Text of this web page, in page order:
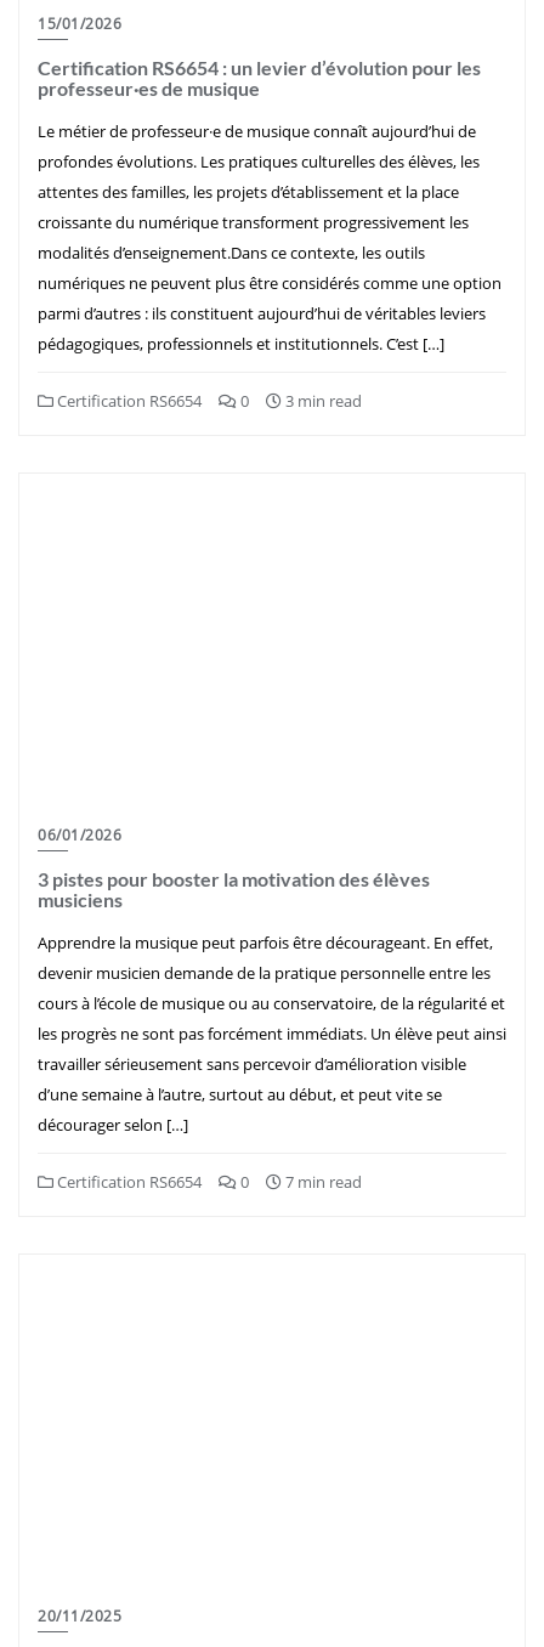
15/01/2026
Certification RS6654 : un levier d’évolution pour les
professeur·es de musique
Le métier de professeur·e de musique connaît aujourd’hui de
profondes évolutions. Les pratiques culturelles des élèves, les
attentes des familles, les projets d’établissement et la place
croissante du numérique transforment progressivement les
modalités d’enseignement.Dans ce contexte, les outils
numériques ne peuvent plus être considérés comme une option
parmi d’autres : ils constituent aujourd’hui de véritables leviers
pédagogiques, professionnels et institutionnels. C’est […]
Certification RS6654 0 3 min read
06/01/2026
3 pistes pour booster la motivation des élèves
musiciens
Apprendre la musique peut parfois être décourageant. En effet,
devenir musicien demande de la pratique personnelle entre les
cours à l’école de musique ou au conservatoire, de la régularité et
les progrès ne sont pas forcément immédiats. Un élève peut ainsi
travailler sérieusement sans percevoir d’amélioration visible
d’une semaine à l’autre, surtout au début, et peut vite se
décourager selon […]
Certification RS6654 0 7 min read
20/11/2025